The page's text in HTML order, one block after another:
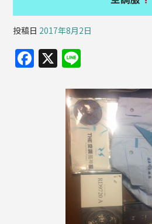
k
投稿日 2017年8月2日
F X
e